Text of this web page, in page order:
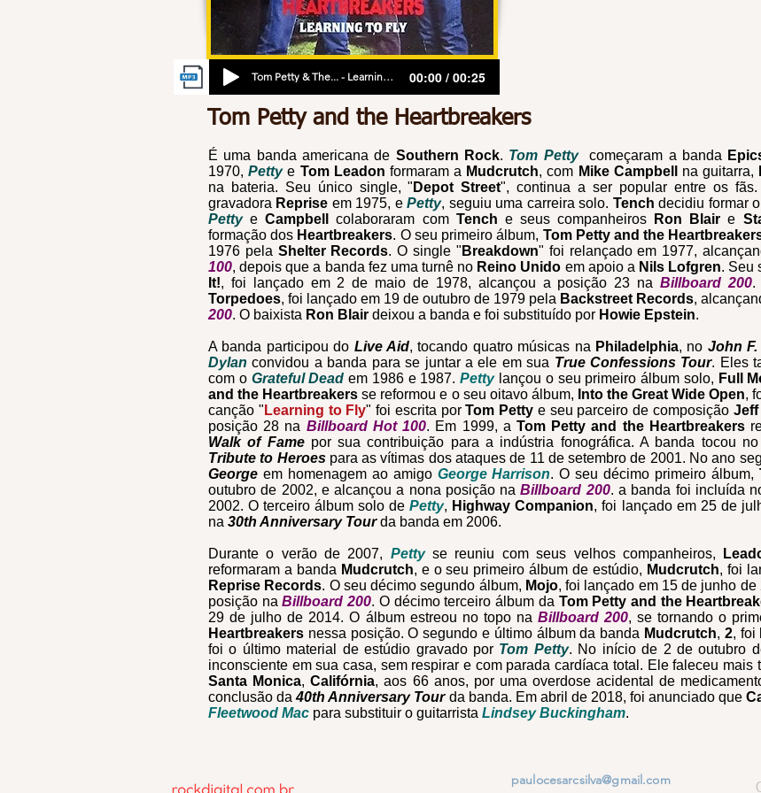
Tom Petty & The... - Learning To Fly 00:00 / 00:25
É uma banda americana de Southern Rock. Tom Petty começaram a banda
1970,Petty e Tom Leadon formaram a Mudcrutch, com Mike Campbell na guitarra,
na bateria. Seu único single, " Depot Street", continua a ser popular entre os fãs.
gravadora Reprise em 1975, ePetty, seguiu uma carreira solo. Tench decidiu formar
PettyeCampbell colaboraram comTench e seus companheiros Ron Blaire
formação dos Heartbreakers. O seu primeiro álbum, Tom Petty and the
1976 pela Shelter Records. O single " Breakdown" foi relançado em 1977,
100, depois que a banda fez uma turnê no Reino Unido em apoio a Nils Lofgren. Seu
It!, foi lançado em 2 de maio de 1978, alcançou a posição 23 na Billboard 200.
Torpedoes, foi lançado em 19 de outubro de 1979 pela Backstreet Records,
200. O baixista Ron Blair deixou a banda e foi substituído por Howie Epstein.
A banda participou do Live Aid, tocando quatro músicas na Philadelphia, no John
Dylan convidou a banda para se juntar a ele em sua True Confessions Tour. Eles
com o Grateful Dead em 1986 e 1987.Pettylançou o seu primeiro álbum solo, Full
and the Heartbreakers se reformou e o seu oitavo álbum, Into the Great Wide Open,
canção " Learning to Fly" foi escrita porTom Petty e seu parceiro de composição Jeff
posição 28 na Billboard Hot 100. Em 1999, a Tom Petty and the Heartbreakers
Walk of Famepor sua contribuição para a indústria fonográfica. A banda tocou no
Tribute to Heroes para as vítimas dos ataques de 11 de setembro de 2001. No ano
George em homenagem ao amigo George Harrison. O seu décimo primeiro álbum,
outubro de 2002, e alcançou a nona posição naBillboard 200. a banda foi incluída
2002. O terceiro álbum solo dePetty, Highway Companion, foi lançado em 25 de
na 30th Anniversary Tourda banda em 2006.
Durante o verão de 2007, Pettyse reuniu com seus velhos companheiros,
reformaram a banda Mudcrutch, e o seu primeiro álbum de estúdio, Mudcrutch, foi
Reprise Records. O seu décimo segundo álbum, Mojo, foi lançado em 15 de junho
posição naBillboard 200. O décimo terceiro álbum da Tom Petty and the
29 de julho de 2014. O álbum estreou no topo na Billboard 200, se tornando o
Heartbreakers nessa posição. O segundo e último álbum da banda Mudcrutch, 2, foi
foi o último material de estúdio gravado por Tom Petty. No início de 2 de outubro
inconsciente em sua casa, sem respirar e com parada cardíaca total. Ele faleceu mais
Santa Monica,Califórnia, aos 66 anos, por uma overdose acidental de
conclusão da40th Anniversary Tourda banda. Em abril de 2018, foi anunciado que
Fleetwood Mac para substituir o guitarrista Lindsey Buckingham.
Tom Petty and the Heartbreakers
paulocesarcsilva@gmail.com